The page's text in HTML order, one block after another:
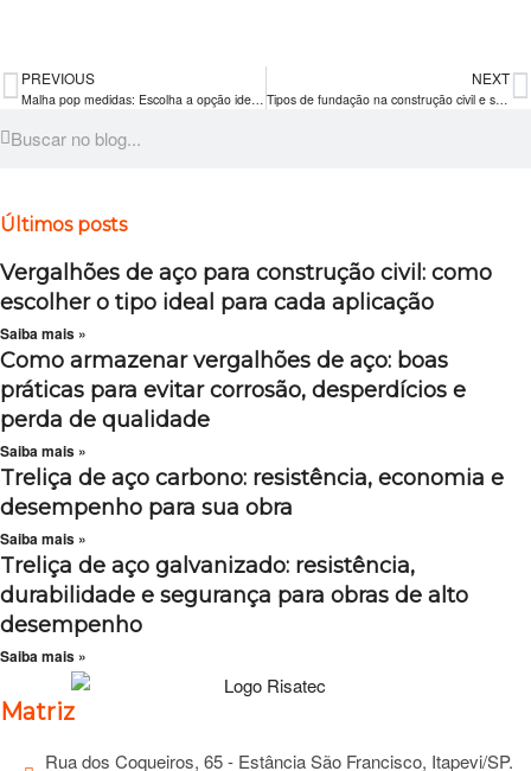
PREVIOUS NEXT
Tipos de fundação na construção civil e suas normas técnicas: guia completo para sua obra
Últimos posts
Vergalhões de aço para construção civil: como
escolher o tipo ideal para cada aplicação
Saiba mais »
Como armazenar vergalhões de aço: boas
práticas para evitar corrosão, desperdícios e
perda de qualidade
Saiba mais »
Treliça de aço carbono: resistência, economia e
desempenho para sua obra
Saiba mais »
Treliça de aço galvanizado: resistência,
durabilidade e segurança para obras de alto
desempenho
Saiba mais »
Matriz
Rua dos Coqueiros, 65 - Estância São Francisco, Itapevi/SP.